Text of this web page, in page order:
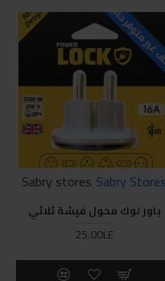
متوفر حاليا
Sabry Stores
Sabry stores
باور لوك محول فيشة ثلاثي
25.00LE